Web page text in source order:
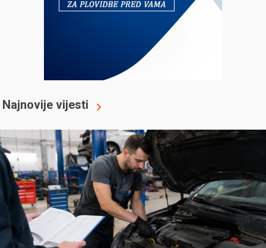
Najnovije vijesti